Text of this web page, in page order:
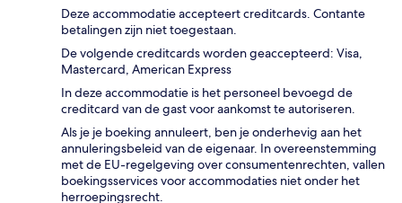
Deze accommodatie accepteert creditcards. Contante
betalingen zijn niet toegestaan.
De volgende creditcards worden geaccepteerd: Visa,
Mastercard, American Express
In deze accommodatie is het personeel bevoegd de
creditcard van de gast voor aankomst te autoriseren.
Als je je boeking annuleert, ben je onderhevig aan het
annuleringsbeleid van de eigenaar. In overeenstemming
met de EU-regelgeving over consumentenrechten, vallen
boekingsservices voor accommodaties niet onder het
herroepingsrecht.